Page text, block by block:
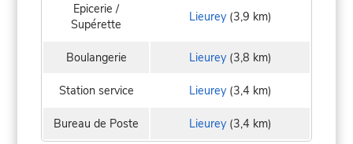
Epicerie /
Supérette
Lieurey(3,9 km)
Boulangerie Lieurey(3,8 km)
Station service Lieurey(3,4 km)
Bureau de Poste Lieurey(3,4 km)